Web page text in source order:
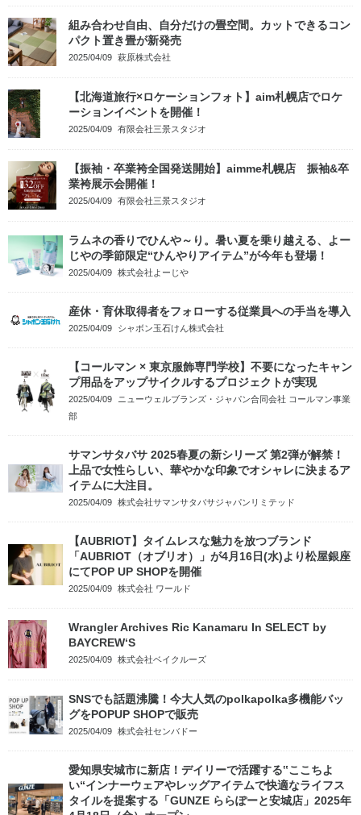
組み合わせ自由、自分だけの畳空間。カットできるコン
パクト置き畳が新発売
2025/04/09 萩原株式会社
【北海道旅行×ロケーションフォト】aim札幌店でロケ
ーションイベントを開催！
2025/04/09 有限会社三景スタジオ
【振袖・卒業袴全国発送開始】aimme札幌店 振袖&卒
業袴展示会開催！
2025/04/09 有限会社三景スタジオ
ラムネの香りでひんや～り。暑い夏を乗り越える、よー
じやの季節限定“ひんやりアイテム”が今年も登場！
2025/04/09 株式会社よーじや
産休・育休取得者をフォローする従業員への手当を導入
2025/04/09 シャボン玉石けん株式会社
【コールマン × 東京服飾専門学校】不要になったキャン
プ用品をアップサイクルするプロジェクトが実現
2025/04/09
ニューウェルブランズ・ジャパン合同会社 コールマン事業
部
サマンサタバサ 2025春夏の新シリーズ 第2弾が解禁！
上品で女性らしい、華やかな印象でオシャレに決まるア
イテムに大注目。
2025/04/09 株式会社サマンサタバサジャパンリミテッド
【AUBRIOT】タイムレスな魅力を放つブランド
「AUBRIOT（オブリオ）」が4月16日(水)より松屋銀座
にてPOP UP SHOPを開催
2025/04/09 株式会社 ワールド
Wrangler Archives Ric Kanamaru In SELECT by
BAYCREW‘S
2025/04/09 株式会社ベイクルーズ
SNSでも話題沸騰！今大人気のpolkapolka多機能バッ
グをPOPUP SHOPで販売
2025/04/09 株式会社センバドー
愛知県安城市に新店！デイリーで活躍する‟ここちよ
い“インナーウェアやレッグアイテムで快適なライフス
タイルを提案する「GUNZE ららぽーと安城店」2025年